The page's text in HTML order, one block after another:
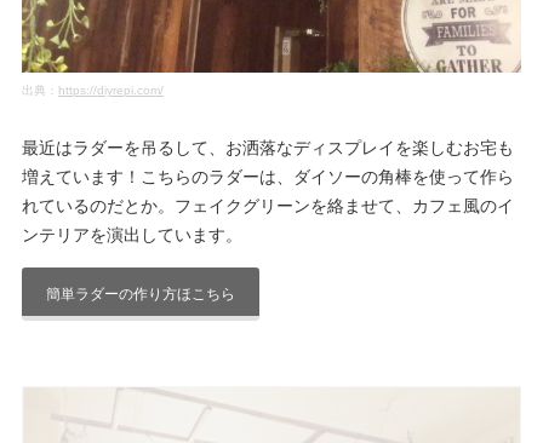
出典： https://diyrepi.com/
最近はラダーを吊るして、お洒落なディスプレイを楽しむお宅も
増えています！こちらのラダーは、ダイソーの角棒を使って作ら
れているのだとか。フェイクグリーンを絡ませて、カフェ風のイ
ンテリアを演出しています。
簡単ラダーの作り方ほこちら